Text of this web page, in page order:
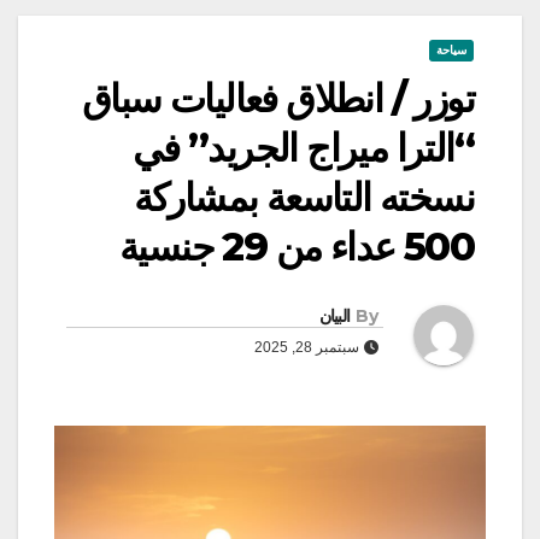
سياحة
توزر / انطلاق فعاليات سباق
“الترا ميراج الجريد” في
نسخته التاسعة بمشاركة
500 عداء من 29 جنسية
By البيان
سبتمبر 28, 2025